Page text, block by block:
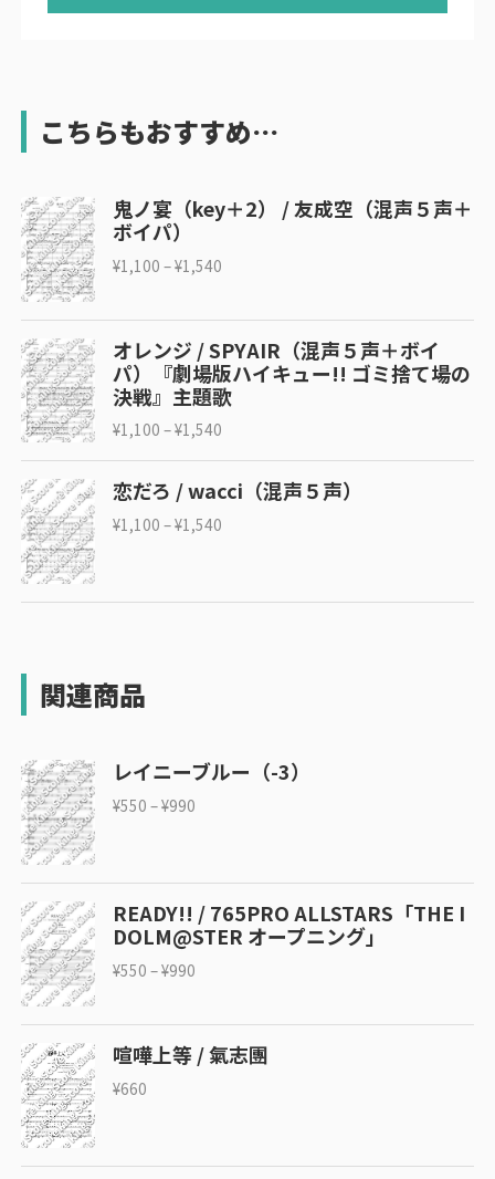
こちらもおすすめ…
鬼ノ宴（key＋2） / 友成空（混声５声＋
ボイパ）
¥1,100 –¥1,540
オレンジ / SPYAIR（混声５声＋ボイ
パ）『劇場版ハイキュー!! ゴミ捨て場の
決戦』主題歌
¥1,100 –¥1,540
恋だろ / wacci（混声５声）
¥1,100 –¥1,540
関連商品
レイニーブルー（-3）
¥550 –¥990
READY!! / 765PRO ALLSTARS「THE I
DOLM@STER オープニング」
¥550 –¥990
喧嘩上等 / 氣志團
¥660